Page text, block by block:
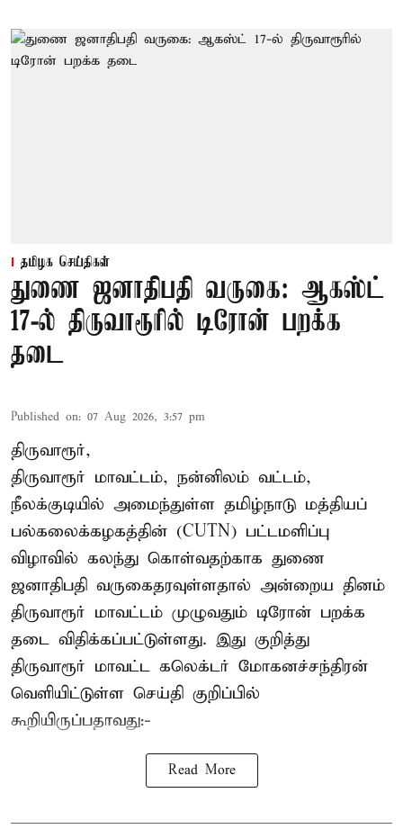
தமிழக செய்திகள்
துணை ஜனாதிபதி வருகை: ஆகஸ்ட்
17-ல் திருவாரூரில் டிரோன் பறக்க
தடை
Published on: 07 Aug 2026, 3:57 pm
திருவாரூர்,
திருவாரூர் மாவட்டம், நன்னிலம் வட்டம்,
நீலக்குடியில் அமைந்துள்ள தமிழ்நாடு மத்தியப்
பல்கலைக்கழகத்தின் (CUTN) பட்டமளிப்பு
விழாவில் கலந்து கொள்வதற்காக துணை
ஜனாதிபதி வருகைதரவுள்ளதால் அன்றைய தினம்
திருவாரூர் மாவட்டம் முழுவதும் டிரோன் பறக்க
தடை விதிக்கப்பட்டுள்ளது. இது குறித்து
திருவாரூர் மாவட்ட கலெக்டர் மோகனச்சந்திரன்
வெளியிட்டுள்ள செய்தி குறிப்பில்
கூறியிருப்பதாவது:-
Read More